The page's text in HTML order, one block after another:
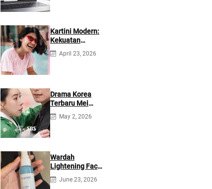
Kartini Modern:
Kekuatan
Berevolusi &
Rawat Diri
April 23, 2026
Drama Korea
Terbaru Mei
2026: Mana yang
Tayang di
May 2, 2026
Wardah
Lightening Face
Mist: Cek
Ingredients &
June 23, 2026